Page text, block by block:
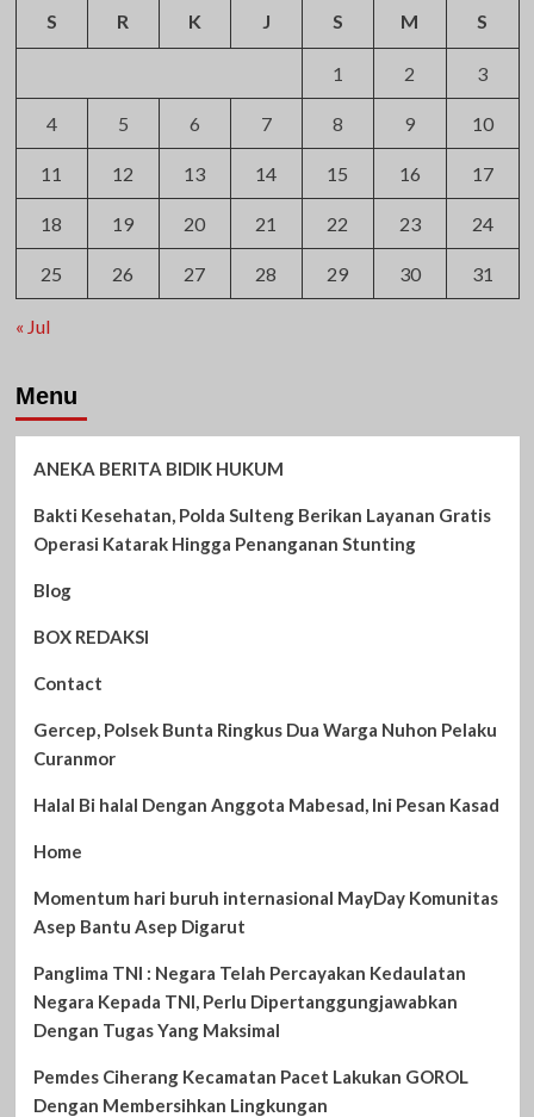
S R K J S M S
1 2 3
4 5 6 7 8 9 10
11 12 13 14 15 16 17
18 19 20 21 22 23 24
25 26 27 28 29 30 31
« Jul
Menu
ANEKA BERITA BIDIK HUKUM
Bakti Kesehatan, Polda Sulteng Berikan Layanan Gratis
Operasi Katarak Hingga Penanganan Stunting
Blog
BOX REDAKSI
Contact
Gercep, Polsek Bunta Ringkus Dua Warga Nuhon Pelaku
Curanmor
Halal Bi halal Dengan Anggota Mabesad, Ini Pesan Kasad
Home
Momentum hari buruh internasional MayDay Komunitas
Asep Bantu Asep Digarut
Panglima TNI : Negara Telah Percayakan Kedaulatan
Negara Kepada TNI, Perlu Dipertanggungjawabkan
Dengan Tugas Yang Maksimal
Pemdes Ciherang Kecamatan Pacet Lakukan GOROL
Dengan Membersihkan Lingkungan